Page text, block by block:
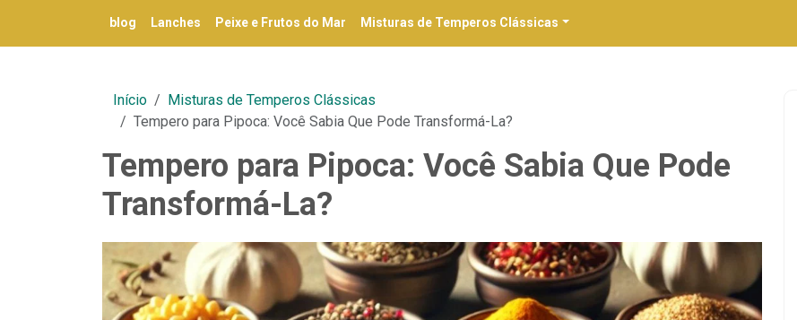
blog Lanches Peixe e Frutos do Mar Misturas de Temperos Clássicas
Início
Misturas de Temperos Clássicas
Tempero para Pipoca: Você Sabia Que Pode Transformá-La?
Tempero para Pipoca: Você Sabia Que Pode
Transformá-La?